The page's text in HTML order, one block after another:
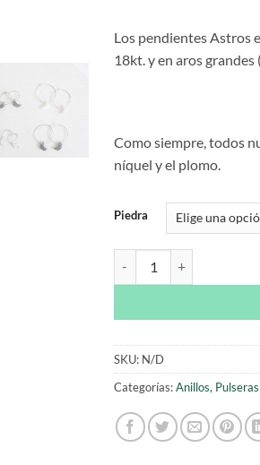
Los pendientes Astros
18kt. y en aros grandes
Como siempre, todos
níquel y el plomo.
Piedra
SKU: N/D
Categorías:Anillos,